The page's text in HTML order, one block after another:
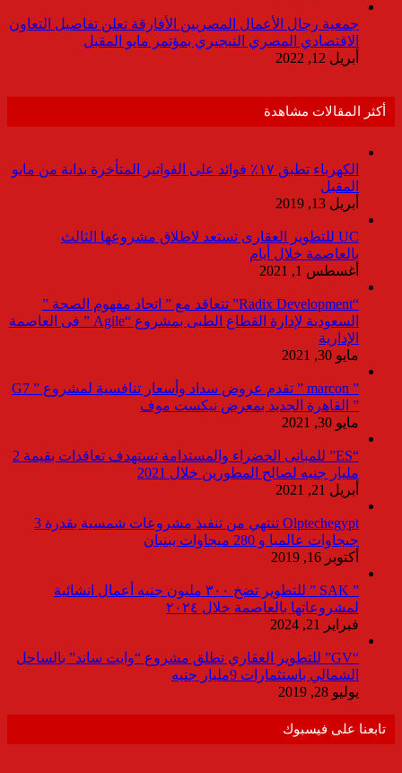
جمعية رجال الأعمال المصريين الأفارقة تعلن تفاصيل التعاون
الاقتصادي المصري النيجيري بمؤتمر مايو المقبل
أبريل 12, 2022
أكثر المقالات مشاهدة
الكهرباء تطبق ١٧٪ فوائد على الفواتير المتأخرة بداية من مايو
المقبل
أبريل 13, 2019
UC للتطوير العقارى تستعد لاطلاق مشروعها الثالث
بالعاصمة خلال أيام
أغسطس 1, 2021
“Radix Development” تتعاقد مع ” اتحاد مفهوم الصحة ”
السعودية لإدارة القطاع الطبى بمشروع “Agile ” فى العاصمة
الإدارية
مايو 30, 2021
” marcon ” تقدم عروض سداد وأسعار تنافسية لمشروع ” G7
” القاهرة الجديد بمعرض نيكست موف
مايو 30, 2021
“ES” للمبانى الخضراء والمستدامة تستهدف تعاقدات بقيمة 2
مليار جنيه لصالح المطورين خلال 2021
أبريل 21, 2021
Olptechegypt تنتهي من تنفيذ مشروعات شمسية بقدرة 3
جيجاوات عالميا و 280 ميجاوات ببنبان
أكتوبر 16, 2019
” SAK ” للتطوير تضخ ٣٠٠ مليون جنيه أعمال انشائية
لمشروعاتها بالعاصمة خلال ٢٠٢٤
فبراير 21, 2024
“GV” للتطوير العقاري تطلق مشروع “وايت ساند” بالساحل
الشمالي باستثمارات 9مليار جنيه
يوليو 28, 2019
تابعنا على فيسبوك